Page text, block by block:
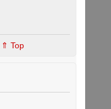
⇑ Top